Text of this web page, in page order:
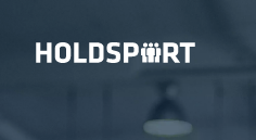
Om Holdsport
Mød os